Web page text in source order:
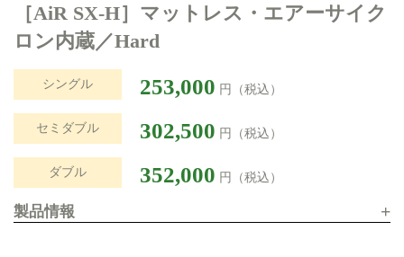
［AiR SX-H］マットレス・エアーサイク
ロン内蔵／Hard
シングル 253,000 円（税込）
セミダブル 302,500 円（税込）
ダブル 352,000 円（税込）
製品情報 +